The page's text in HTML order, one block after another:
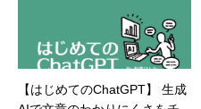
【はじめてのChatGPT】 生成